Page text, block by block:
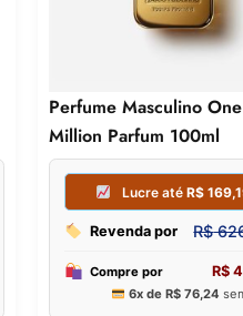
Lucre atéR$285,93
Revenda por R$1.059,00
Perfume Masculino One
Million Parfum 100ml